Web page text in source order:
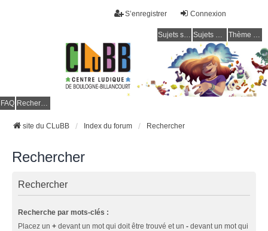
Connexion
S’enregistrer
Sujets sans réponse Sujets actifs Thème clair / foncé
FAQ Rechercher
site du CLuBB Index du forum Rechercher
Rechercher
Rechercher
Recherche par mots-clés :
Placez un + devant un mot qui doit être trouvé et un - devant un mot qui